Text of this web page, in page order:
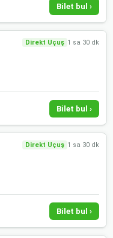
Bilet bul ›
Direkt Uçuş 1 sa 30 dk
Bilet bul ›
Direkt Uçuş 1 sa 30 dk
Bilet bul ›